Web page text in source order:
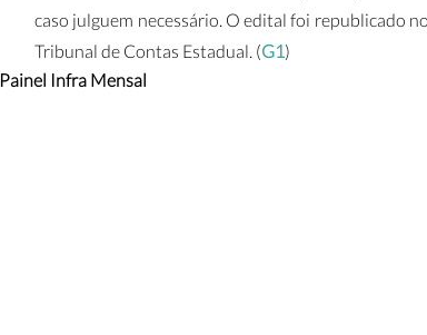
caso julguem necessário. O edital foi republicado
Tribunal de Contas Estadual. (G1)
Painel Infra Mensal